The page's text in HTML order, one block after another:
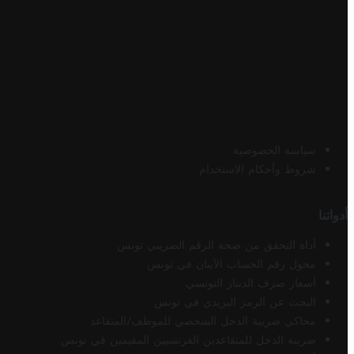
سياسة الخصوصية
شروط وأحكام الاستخدام
أدواتنا
أداة التحقق من صحة الرقم الضريبي تونس
محول رقم الحساب الآيبان في تونس
أسعار صرف الدينار التونسي
البحث عن الرمز البريدي في تونس
محاكي ضريبة الدخل الشخصي للموظف/المتقاعد
ضريبة الدخل للمتقاعدين الفرنسيين المقيمين في تونس